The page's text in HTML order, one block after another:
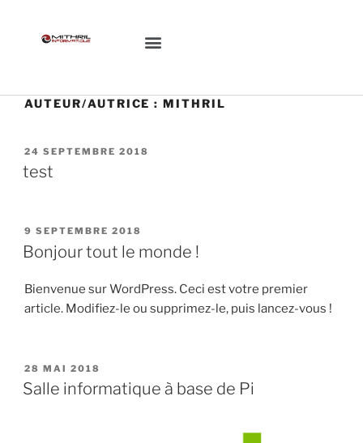
AUTEUR/AUTRICE :MITHRIL
24 SEPTEMBRE 2018
test
9 SEPTEMBRE 2018
Bonjour tout le monde !
Bienvenue sur WordPress. Ceci est votre premier
article. Modifiez-le ou supprimez-le, puis lancez-vous !
28 MAI 2018
Salle informatique à base de Pi